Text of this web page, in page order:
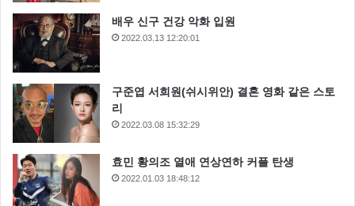
배우 신구 건강 악화 입원
2022.03.13 12:20:01
구준엽 서희원(쉬시위안) 결혼 영화 같은 스토
리
2022.03.08 15:32:29
효민 황의조 열애 연상연하 커플 탄생
2022.01.03 18:48:12